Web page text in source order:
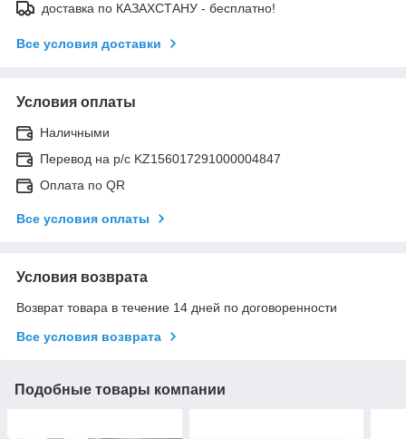
доставка по КАЗАХСТАНУ - бесплатно!
Все условия доставки
Условия оплаты
Наличными
Перевод на р/с KZ156017291000004847
Оплата по QR
Все условия оплаты
Условия возврата
Возврат товара в течение 14 дней по договоренности
Все условия возврата
Подобные товары компании